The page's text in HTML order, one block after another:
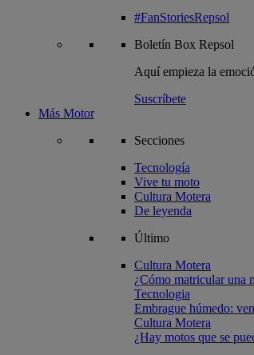
#FanStoriesRepsol
Boletín Box Repsol
Aquí empieza la
Suscríbete
Más Motor
Secciones
Tecnología
Vive tu moto
Cultura Motera
De leyenda
Último
Cultura Motera
¿Cómo matricular una
Tecnologia
Embrague húmedo:
Cultura Motera
¿Hay motos que se